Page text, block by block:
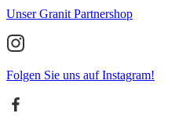
Unser Granit Partnershop
Folgen Sie uns auf Instagram!